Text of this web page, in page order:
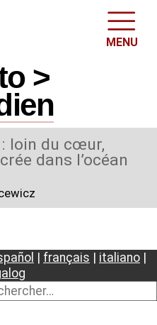
MENU
>
: loin du cœur,
dans l’océan
français italiano